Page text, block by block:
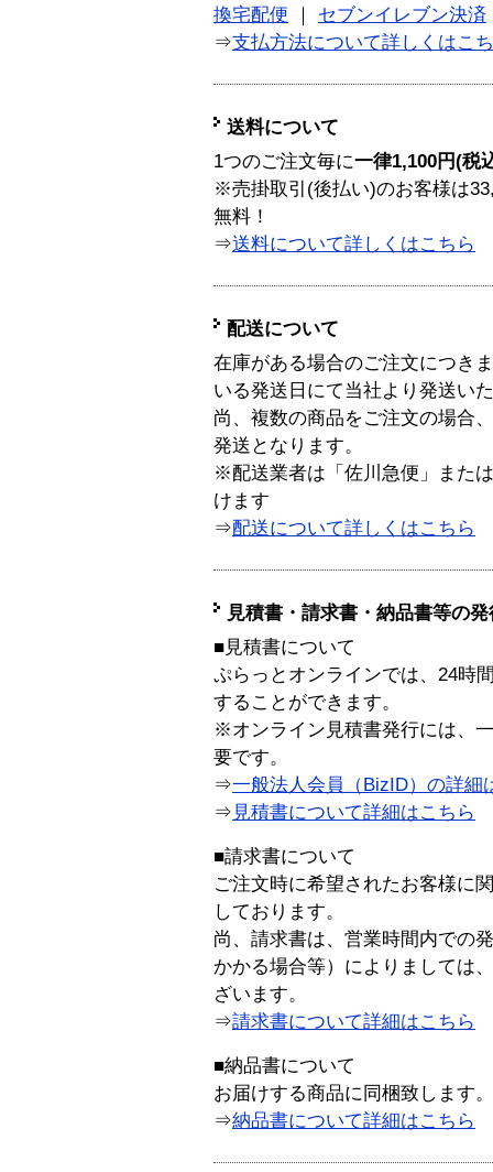
換宅配便
セブンイレブン決済
⇒支払方法について詳しくはこ
送料について
1つのご注文毎に一律1,100円(税
※売掛取引(後払い)のお客様は
無料！
⇒送料について詳しくはこちら
配送について
在庫がある場合のご注文につき
いる発送日にて当社より発送い
尚、複数の商品をご注文の場合
発送となります。
※配送業者は「佐川急便」また
けます
⇒配送について詳しくはこちら
見積書・請求書・納品書等の
■見積書について
ぷらっとオンラインでは、24時
することができます。
※オンライン見積書発行には、
要です。
⇒一般法人会員（BizID）の詳細
⇒ 見積書について詳細はこちら
■請求書について
ご注文時に希望されたお客様に
しております。
尚、請求書は、営業時間内での
かかる場合等）によりましては
ざいます。
⇒請求書について詳細はこちら
■納品書について
お届けする商品に同梱致します。
⇒納品書について詳細はこちら